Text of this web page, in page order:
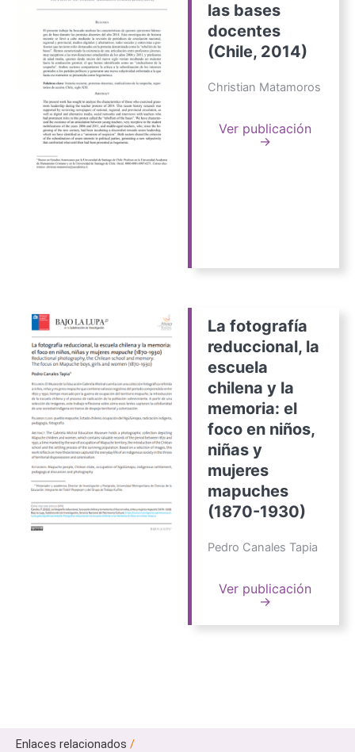
las bases
docentes
(Chile, 2014)
Christian Matamoros
Ver publicación
→
La fotografía
reduccional, la
escuela
chilena y la
memoria: el
foco en niños,
niñas y
mujeres
mapuches
(1870-1930)
Pedro Canales Tapia
Ver publicación
→
Enlaces relacionados /